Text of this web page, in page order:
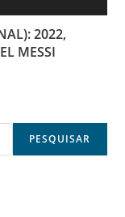
2022,
MESSI
PESQUISAR